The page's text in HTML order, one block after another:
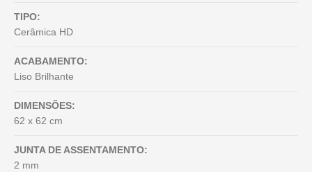
TIPO:
Cerâmica HD
ACABAMENTO:
Liso Brilhante
DIMENSÕES:
62 x 62 cm
JUNTA DE ASSENTAMENTO:
2 mm